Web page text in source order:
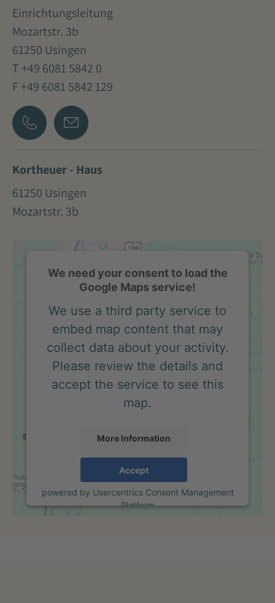
Einrichtungsleitung
Mozartstr. 3b
61250 Usingen
T +49 6081 5842 0
F +49 6081 5842 129
Kortheuer - Haus
61250 Usingen
Mozartstr. 3b
We need your consent to load the
Google Maps service!
We use a third party service to
embed map content that may
collect data about your activity.
Please review the details and
accept the service to see this
map.
More Information
Accept
powered by Usercentrics Consent Management
Platform